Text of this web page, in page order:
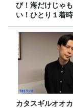
び！海だけじゃ
い！ひとり１着
カタスギルオオ